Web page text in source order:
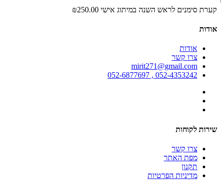
קערת סימנים לראש השנה במיתוג אישי ₪250.00
אודות
אודות
צרו קשר
mirit271@gmail.com
052-4353242 , 052-6877697
שירות לקוחות
צרו קשר
מפת האתר
תקנון
מדיניות הפרטיות